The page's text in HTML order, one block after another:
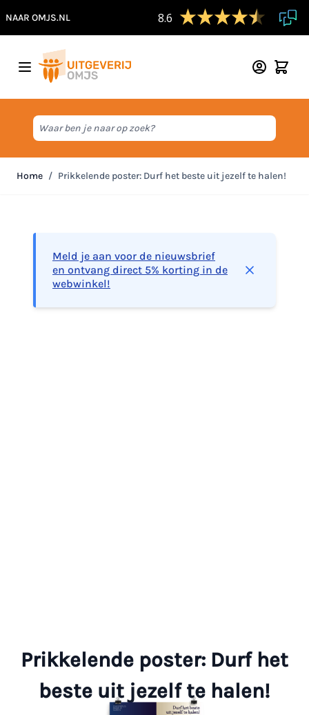
NAAR OMJS.NL 8.6
Waar ben je naar op zoek?
Home / Prikkelende poster: Durf het beste uit jezelf te halen!
Meld je aan voor de nieuwsbrief
en ontvang direct 5% korting in de
webwinkel!
Prikkelende poster: Durf het
beste uit jezelf te halen!